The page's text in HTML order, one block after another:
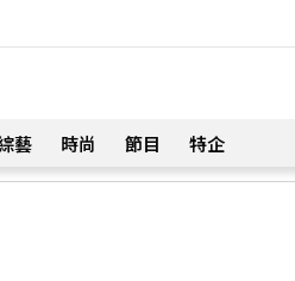
藝 時尚 節目 特企